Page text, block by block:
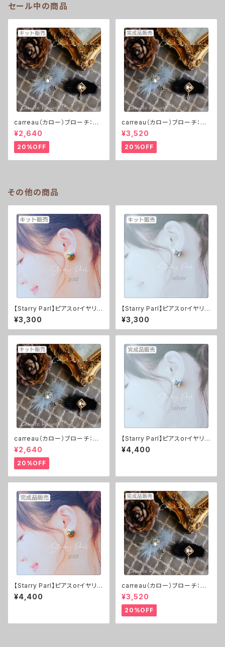
セール中の商品
carreau（カロー）ブローチ：ゴ
ールド or シルバー ※レシピ
付きキット
¥2,640
20%OFF
carreau（カロー）ブローチ：ゴ
ールド or シルバー ※完成品
¥3,520
20%OFF
その他の商品
【Starry Parl】ピアスorイヤリン
グ（gold） ※レシピ付きキット
¥3,300
【Starry Parl】ピアスorイヤリン
グ（silver） ※レシピ付きキット
¥3,300
carreau（カロー）ブローチ：ゴ
ールド or シルバー ※レシピ
付きキット
¥2,640
20%OFF
【Starry Parl】ピアスorイヤリン
グ（silver） ※完成品
¥4,400
【Starry Parl】ピアスorイヤリン
グ（gold） ※完成品
¥4,400
carreau（カロー）ブローチ：ゴ
ールド or シルバー ※完成品
¥3,520
20%OFF